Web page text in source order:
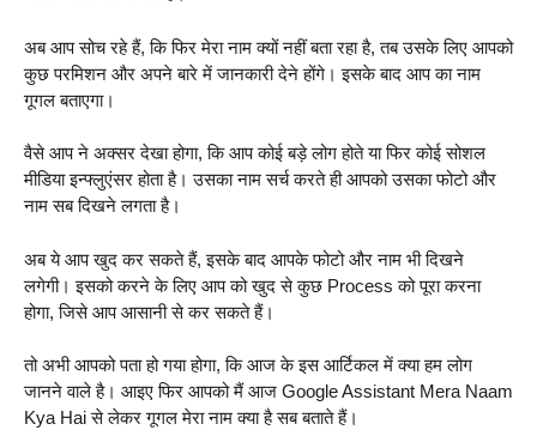
अब आप सोच रहे हैं, कि फिर मेरा नाम क्यों नहीं बता रहा है, तब उसके लिए आपको
कुछ परमिशन और अपने बारे में जानकारी देने होंगे। इसके बाद आप का नाम
गूगल बताएगा।
वैसे आप ने अक्सर देखा होगा, कि आप कोई बड़े लोग होते या फिर कोई सोशल
मीडिया इन्फ्लुएंसर होता है। उसका नाम सर्च करते ही आपको उसका फोटो और
नाम सब दिखने लगता है।
अब ये आप खुद कर सकते हैं, इसके बाद आपके फोटो और नाम भी दिखने
लगेगी। इसको करने के लिए आप को खुद से कुछ Process को पूरा करना
होगा, जिसे आप आसानी से कर सकते हैं।
तो अभी आपको पता हो गया होगा, कि आज के इस आर्टिकल में क्या हम लोग
जानने वाले है। आइए फिर आपको मैं आज Google Assistant Mera Naam
Kya Hai से लेकर गूगल मेरा नाम क्या है सब बताते हैं।